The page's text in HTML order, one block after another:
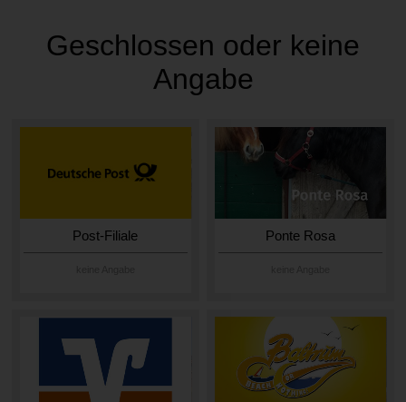
Geschlossen oder keine
Angabe
Post-Filiale Ponte Rosa